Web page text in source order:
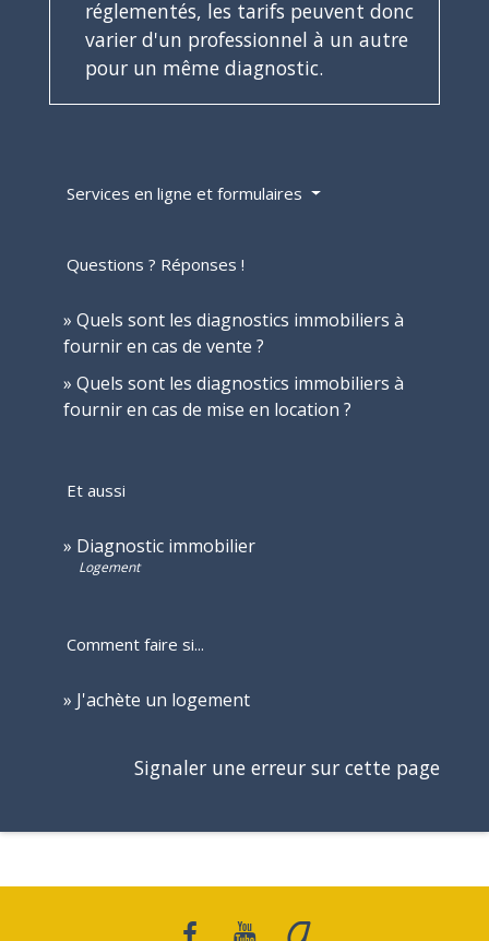
réglementés, les tarifs peuvent donc
varier d'un professionnel à un autre
pour un même diagnostic.
Services en ligne et formulaires
Questions ? Réponses !
Quels sont les diagnostics immobiliers à
fournir en cas de vente ?
Quels sont les diagnostics immobiliers à
fournir en cas de mise en location ?
Et aussi
Diagnostic immobilier
Logement
Comment faire si...
J'achète un logement
Signaler une erreur sur cette page